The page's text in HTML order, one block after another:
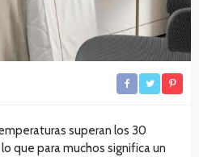
superan los 30
que para muchos significa un